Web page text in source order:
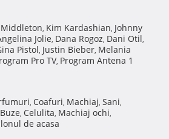
, Kim Kardashian, Johnny
Jolie, Dana Rogoz, Dani Otil,
Pistol, Justin Bieber, Melania
Pro TV, Program Antena 1
, Coafuri, Machiaj, Sani,
Buze, Celulita, Machiaj ochi,
de acasa